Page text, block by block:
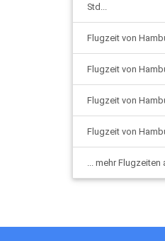
Std...
Flugzeit von
Flugzeit von
Flugzeit von
Flugzeit von
... mehr Flugzeiten